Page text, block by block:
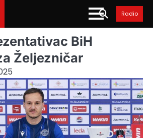
Radio
BiH
Željezničar